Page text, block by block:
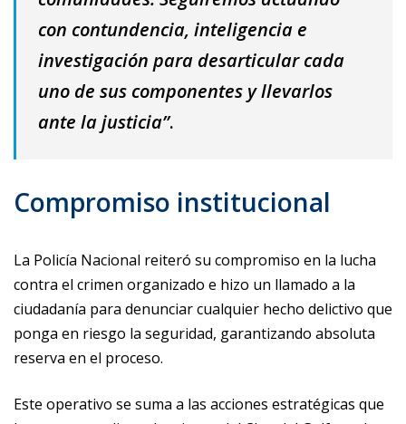
con contundencia, inteligencia e
investigación para desarticular cada
uno de sus componentes y llevarlos
ante la justicia”.
Compromiso institucional
La Policía Nacional reiteró su compromiso en la lucha
contra el crimen organizado e hizo un llamado a la
ciudadanía para denunciar cualquier hecho delictivo que
ponga en riesgo la seguridad, garantizando absoluta
reserva en el proceso.
Este operativo se suma a las acciones estratégicas que